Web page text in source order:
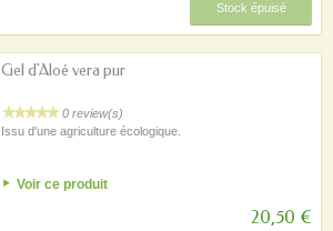
Stock épuisé
Gel d'Aloé vera pur
0 review(s)
Issu d'une agriculture écologique.
Voir ce produit
20,50 €